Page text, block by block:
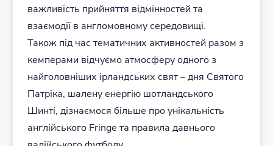
важливість прийняття відмінностей та
взаємодії в англомовному середовищі.
Також під час тематичних активностей разом з
кемперами відчуємо атмосферу одного з
найголовніших ірландських свят – дня Святого
Патріка, шалену енергію шотландського
Шинті, дізнаємося більше про унікальність
англійського Fringe та правила давнього